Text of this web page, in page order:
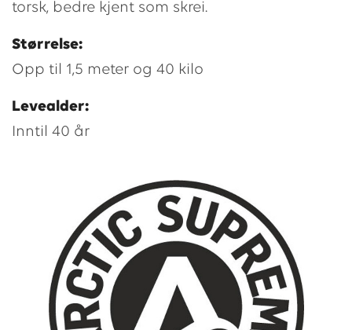
torsk, bedre kjent som skrei.
Størrelse:
Opp til 1,5 meter og 40 kilo
Levealder:
Inntil 40 år